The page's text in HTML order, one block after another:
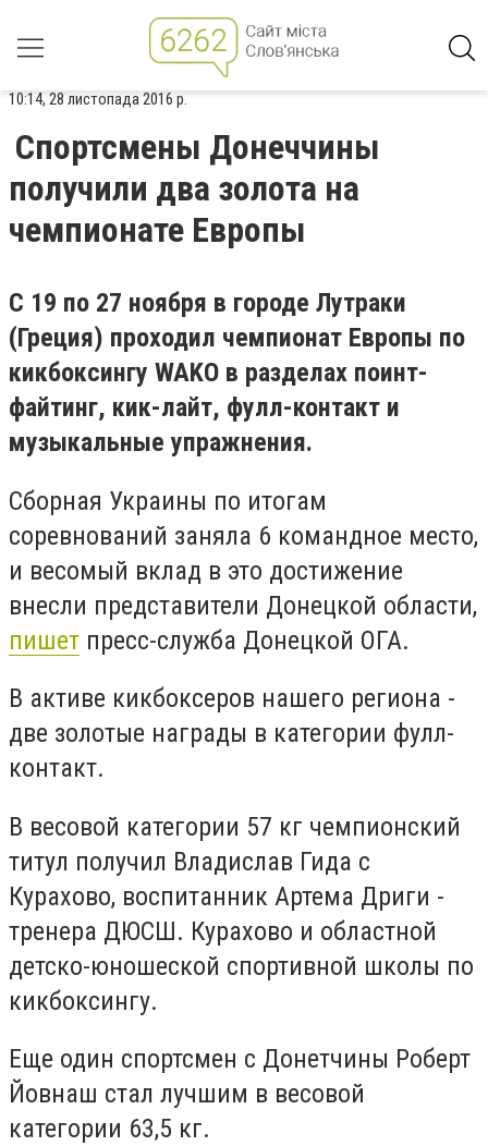
10:14, 28 листопада 2016 р.
Спортсмены Донеччины
получили два золота на
чемпионате Европы
С 19 по 27 ноября в городе Лутраки
(Греция) проходил чемпионат Европы по
кикбоксингу WAKO в разделах поинт-
файтинг, кик-лайт, фулл-контакт и
музыкальные упражнения.
Сборная Украины по итогам
соревнований заняла 6 командное место,
и весомый вклад в это достижение
внесли представители Донецкой области,
пишет пресс-служба Донецкой ОГА.
В активе кикбоксеров нашего региона -
две золотые награды в категории фулл-
контакт.
В весовой категории 57 кг чемпионский
титул получил Владислав Гида с
Курахово, воспитанник Артема Дриги -
тренера ДЮСШ. Курахово и областной
детско-юношеской спортивной школы по
кикбоксингу.
Еще один спортсмен с Донетчины Роберт
Йовнаш стал лучшим в весовой
категории 63,5 кг.